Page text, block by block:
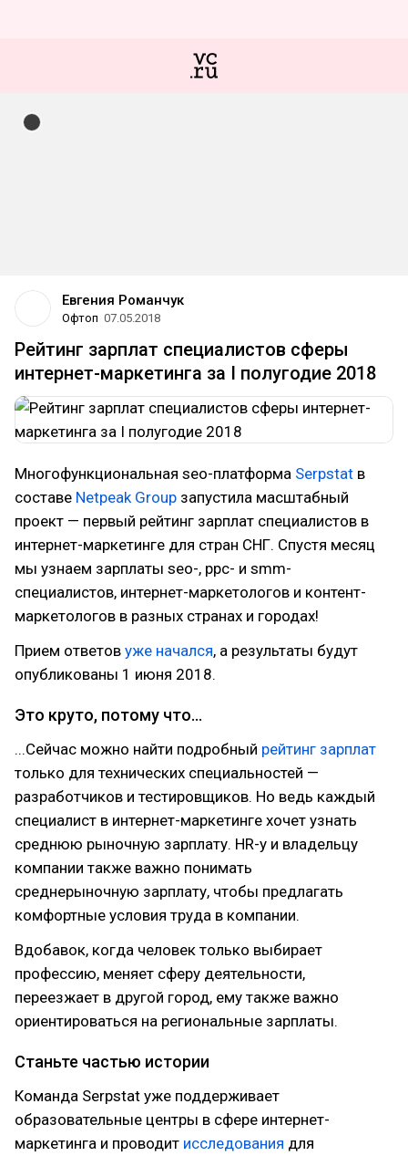
Евгения Романчук
Офтоп 07.05.2018
Рейтинг зарплат специалистов сферы
интернет-маркетинга за I полугодие 2018
Многофункциональная seo-платформа Serpstat в
составе Netpeak Group запустила масштабный
проект — первый рейтинг зарплат специалистов в
интернет-маркетинге для стран СНГ. Спустя месяц
мы узнаем зарплаты seo-, ppc- и smm-
специалистов, интернет-маркетологов и контент-
маркетологов в разных странах и городах!
Прием ответов уже начался, а результаты будут
опубликованы 1 июня 2018.
Это круто, потому что...
...Сейчас можно найти подробный рейтинг зарплат
только для технических специальностей —
разработчиков и тестировщиков. Но ведь каждый
специалист в интернет-маркетинге хочет узнать
среднюю рыночную зарплату. HR-у и владельцу
компании также важно понимать
среднерыночную зарплату, чтобы предлагать
комфортные условия труда в компании.
Вдобавок, когда человек только выбирает
профессию, меняет сферу деятельности,
переезжает в другой город, ему также важно
ориентироваться на региональные зарплаты.
Станьте частью истории
Команда Serpstat уже поддерживает
образовательные центры в сфере интернет-
маркетинга и проводит исследования для